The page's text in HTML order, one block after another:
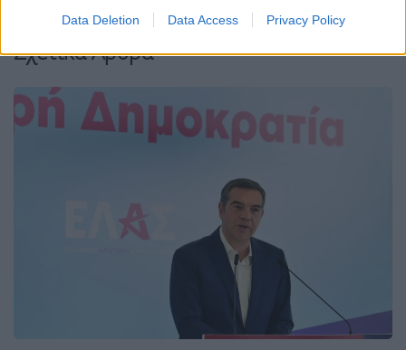
Data Deletion Data Access Privacy Policy
Σχετικά Άρθρα